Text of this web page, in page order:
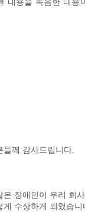
내용을 녹음한 내용
들께 감사드립니다.
은 장애인이 우리 회
게 수상하게 되었습니